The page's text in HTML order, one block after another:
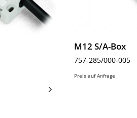
M12 S/A-Box
757-285/000-005
Preis auf Anfrage